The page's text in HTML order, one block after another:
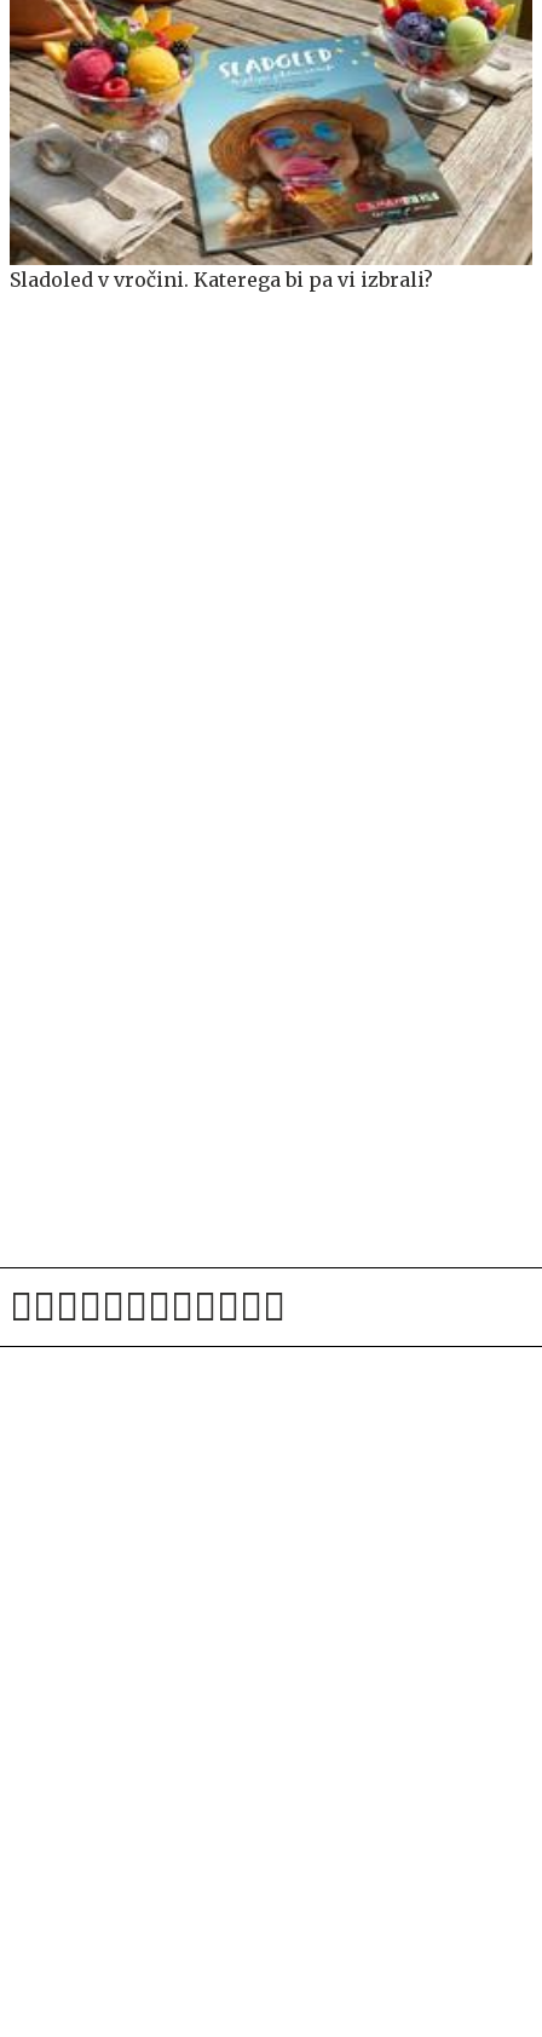
Sladoled v vročini. Katerega bi pa vi izbrali?